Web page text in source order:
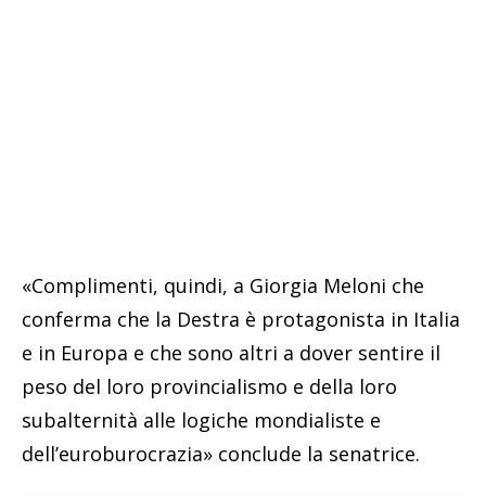
«Complimenti, quindi, a Giorgia Meloni che
conferma che la Destra è protagonista in Italia
e in Europa e che sono altri a dover sentire il
peso del loro provincialismo e della loro
subalternità alle logiche mondialiste e
dell’euroburocrazia» conclude la senatrice.